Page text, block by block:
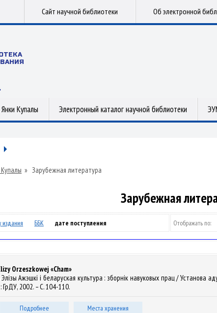
Сайт научной библиотеки Об электронной
Купалы Электронный каталог научной библиотеки
» Зарубежная литература
Зарубежная
издания ББК дате поступления Отображать по:
Orzeszkowej «Cham»
Ажэшкі і беларуская культура : зборнiк навуковых прац / Установа
ГрДУ, 2002. – С. 104-110.
Подробнее Места хранения